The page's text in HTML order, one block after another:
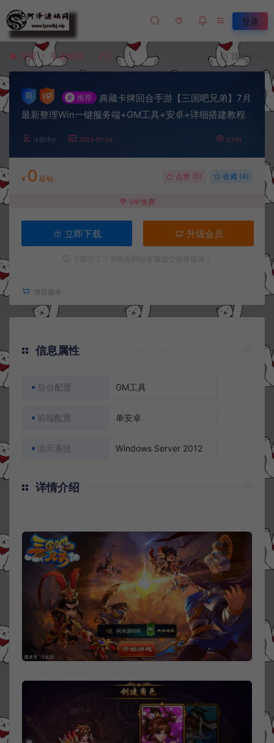
登录
首页 手游资源 正文 我要投稿
# 推荐
典藏卡牌回合手游【三国吧兄弟】7月
最新整理Win一键服务端+GM工具+安卓+详细搭建教程
冷雨泽ღ 2023-07-24 3,091
¥ 0 星钻 点赞 (0) 收藏 (4)
VIP免费
立即下载 升级会员
增值服务：
信息属性
后台配置 GM工具
前端配置 单安卓
演示系统 Windows Server 2012
详情介绍